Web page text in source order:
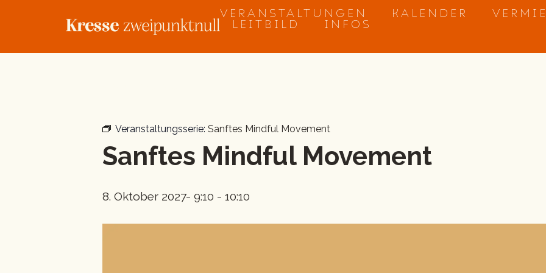
VERANSTALTUNGEN KALENDER
LEITBILD
INFOS
Veranstaltungsserie: Sanftes Mindful Movement
Sanftes Mindful Movement
8. Oktober 2027- 9:10 - 10:10